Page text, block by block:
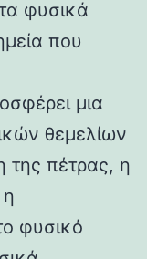
φυσικά
που
μια
θεμελίων
της πέτρας, η
φυσικό